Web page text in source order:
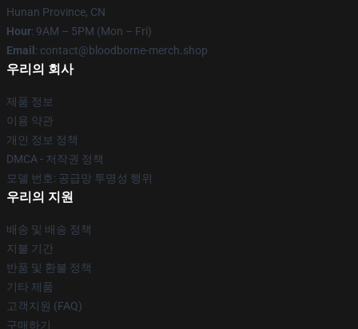
Hunan Province, CN
Hour: 9AM – 5PM (Mon – Fri)
Email : contact@bloodborne-merch.shop
우리의 회사
제품 정보
이용 약관
개인 정보 정책
DMCA - 저작권 정책
모델 번호: 공급망 투명성 행위
우리의 지원
배송 및 배송 정책
지불 기간
반품 및 환불 정책
기타 제품
고객지원 (FAQ)
구매하기